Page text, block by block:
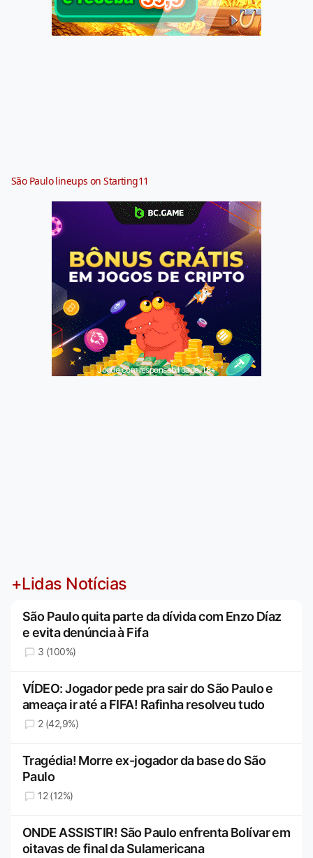
São Paulo lineups on Starting11
Jogue com responsabilidade. 18+
+Lidas Notícias
São Paulo quita parte da dívida com Enzo Díaz
e evita denúncia à Fifa
3 (100%)
VÍDEO: Jogador pede pra sair do São Paulo e
ameaça ir até a FIFA! Rafinha resolveu tudo
2 (42,9%)
Tragédia! Morre ex-jogador da base do São
Paulo
12 (12%)
ONDE ASSISTIR! São Paulo enfrenta Bolívar em
oitavas de final da Sulamericana